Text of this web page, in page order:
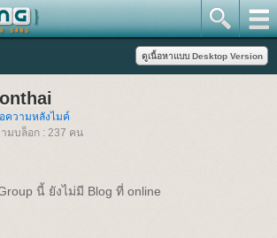
ความหลังไมค์
มบล็อก : 237 คน
นี้ ยังไม่มี Blog ที่ online